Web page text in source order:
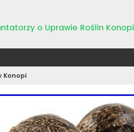
o Uprawie Roślin Konopi
Konopi